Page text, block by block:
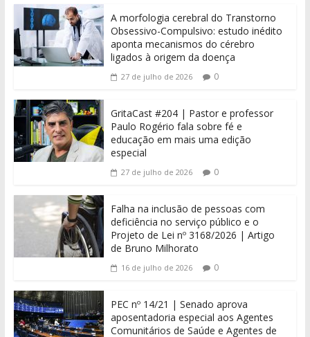
A morfologia cerebral do Transtorno
Obsessivo-Compulsivo: estudo inédito
aponta mecanismos do cérebro
ligados à origem da doença
27 de julho de 2026 0
GritaCast #204 | Pastor e professor
Paulo Rogério fala sobre fé e
educação em mais uma edição
especial
27 de julho de 2026 0
Falha na inclusão de pessoas com
deficiência no serviço público e o
Projeto de Lei nº 3168/2026 | Artigo
de Bruno Milhorato
16 de julho de 2026 0
PEC nº 14/21 | Senado aprova
aposentadoria especial aos Agentes
Comunitários de Saúde e Agentes de